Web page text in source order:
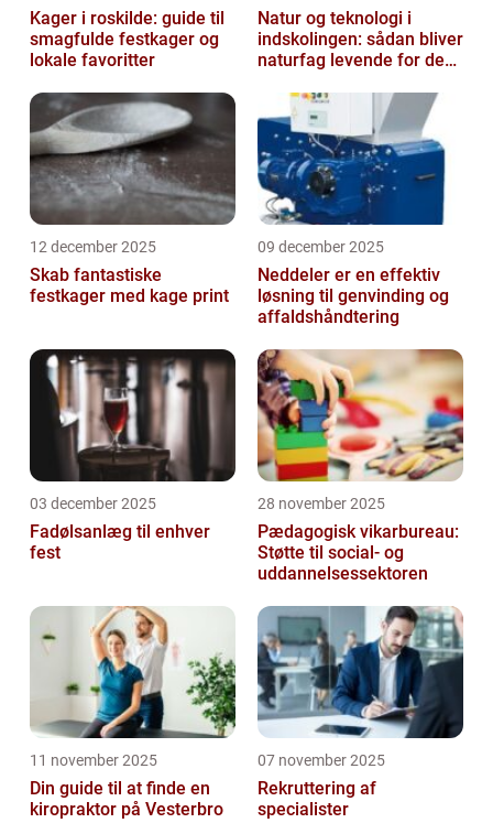
Kager i roskilde: guide til
smagfulde festkager og
lokale favoritter
Natur og teknologi i
indskolingen: sådan bliver
naturfag levende for de
12 december 2025
Skab fantastiske
festkager med kage print
09 december 2025
Neddeler er en effektiv
løsning til genvinding og
affaldshåndtering
03 december 2025
Fadølsanlæg til enhver
fest
28 november 2025
Pædagogisk vikarbureau:
Støtte til social- og
uddannelsessektoren
11 november 2025
Din guide til at finde en
kiropraktor på Vesterbro
07 november 2025
Rekruttering af
specialister